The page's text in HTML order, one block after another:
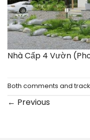
Nhà Cấp 4 Vườn
Both comments and
← Previous